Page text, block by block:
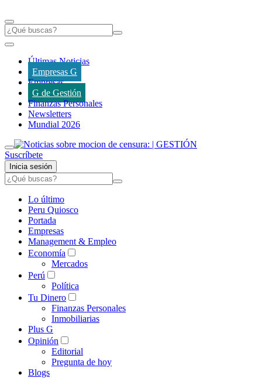
Últimas Noticias
Empresas G
Empresas
G de Gestión
Finanzas Personales
Newsletters
Mundial 2026
Suscríbete
Inicia sesión
Lo último
Peru Quiosco
Portada
Empresas
Management & Empleo
Economía
Mercados
Perú
Política
Tu Dinero
Finanzas Personales
Inmobiliarias
Plus G
Opinión
Editorial
Pregunta de hoy
Blogs